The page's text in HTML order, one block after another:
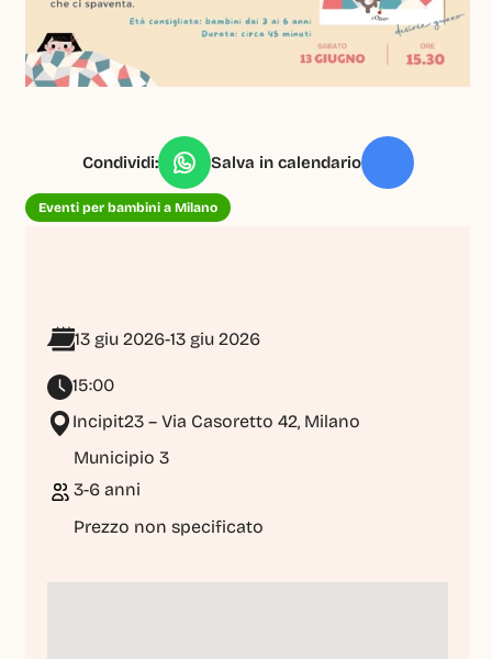
Condividi: Salva in calendario
Eventi per bambini a Milano
13 giu 2026-13 giu 2026
15:00
Incipit23 – Via Casoretto 42, Milano
Municipio 3
3-6 anni
Prezzo non specificato